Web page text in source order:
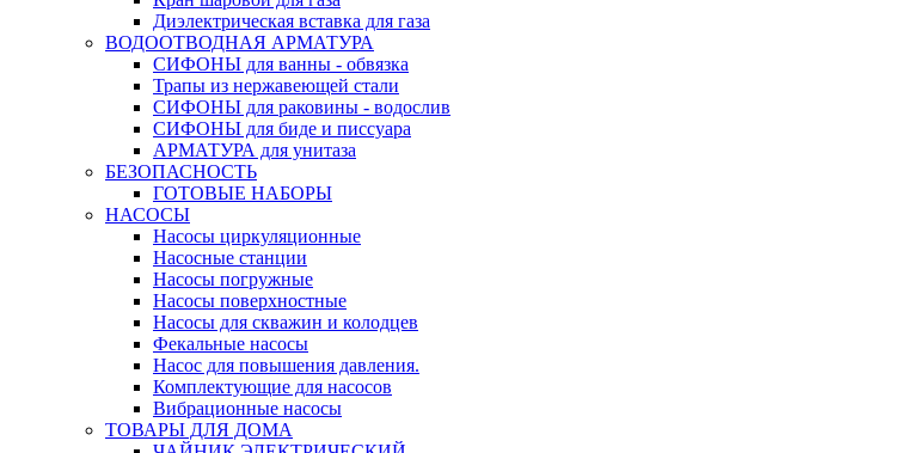
Диэлектрическая вставка для газа
ВОДООТВОДНАЯ АРМАТУРА
СИФОНЫ для ванны - обвязка
Трапы из нержавеющей стали
СИФОНЫ для раковины - водослив
СИФОНЫ для биде и писсуара
АРМАТУРА для унитаза
БЕЗОПАСНОСТЬ
ГОТОВЫЕ НАБОРЫ
НАСОСЫ
Насосы циркуляционные
Насосные станции
Насосы погружные
Насосы поверхностные
Насосы для скважин и колодцев
Фекальные насосы
Насос для повышения давления.
Комплектующие для насосов
Вибрационные насосы
ТОВАРЫ ДЛЯ ДОМА